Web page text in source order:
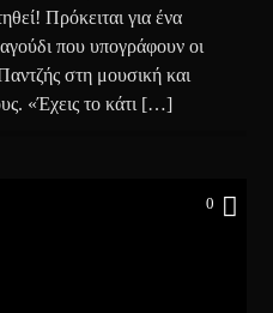
Πρόκειται για ένα
που υπογράφουν οι
στη μουσική και
«Έχεις το κάτι […]
0